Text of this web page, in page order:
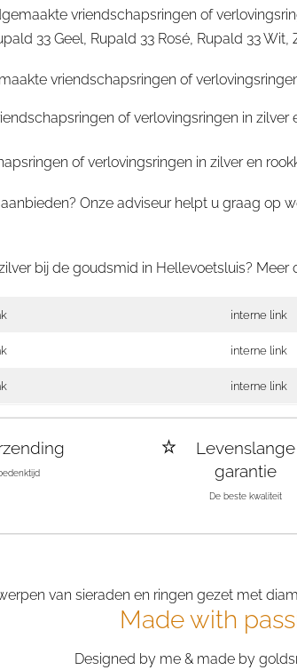
vriendschapsringen of
33 Geel, Rupald 33 Rosé, Rupald 33 Wit,
vriendschapsringen of
of verlovingsringen in
of verlovingsringen in zilver en
Onze adviseur helpt u graag op
bij de goudsmid in Hellevoetsluis?
interne link
interne link
interne link
Levenslange
garantie
De beste kwaliteit
Made with
Designed by me & made by